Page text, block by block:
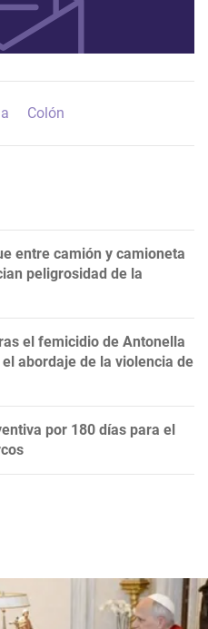
Colón
entre camión y camioneta
peligrosidad de la
el femicidio de Antonella
abordaje de la violencia de
por 180 días para el